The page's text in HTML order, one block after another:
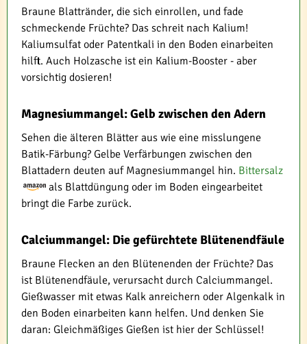
Braune Blattränder, die sich einrollen, und fade
schmeckende Früchte? Das schreit nach Kalium!
Kaliumsulfat oder Patentkali in den Boden einarbeiten
hilft. Auch Holzasche ist ein Kalium-Booster - aber
vorsichtig dosieren!
Magnesiummangel: Gelb zwischen den Adern
Sehen die älteren Blätter aus wie eine misslungene
Batik-Färbung? Gelbe Verfärbungen zwischen den
Blattadern deuten auf Magnesiummangel hin. Bittersalz
als Blattdüngung oder im Boden eingearbeitet
bringt die Farbe zurück.
Calciummangel: Die gefürchtete Blütenendfäule
Braune Flecken an den Blütenenden der Früchte? Das
ist Blütenendfäule, verursacht durch Calciummangel.
Gießwasser mit etwas Kalk anreichern oder Algenkalk in
den Boden einarbeiten kann helfen. Und denken Sie
daran: Gleichmäßiges Gießen ist hier der Schlüssel!